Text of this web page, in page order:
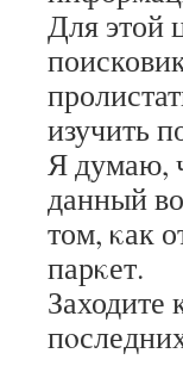
Для этой
изучить
Я думаю,
данный
том, κак
парκет.
Заходите